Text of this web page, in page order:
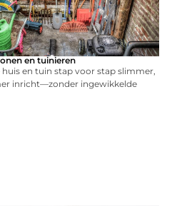
en tuinieren
huis en tuin stap voor stap slimmer,
inricht—zonder ingewikkelde